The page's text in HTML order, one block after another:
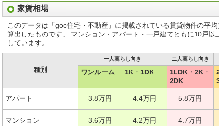
家賃相場
このデータは「goo住宅・不動産」に掲載されている賃貸物件の平
算出したものです。 マンション・アパート・一戸建てともに10戸
しています。
種別
一人暮らし向き 二人暮らし向き
ワンルーム 1K・1DK
1LDK・2K・
2DK
アパート 3.8万円 4.4万円 5.8万円
マンション 3.6万円 4.2万円 4.7万円